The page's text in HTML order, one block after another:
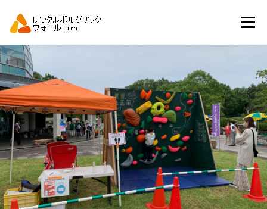
ツ
へ
ス
キ
ッ
プ
メニュー
トップ
アーバンスポーツイベント.JP